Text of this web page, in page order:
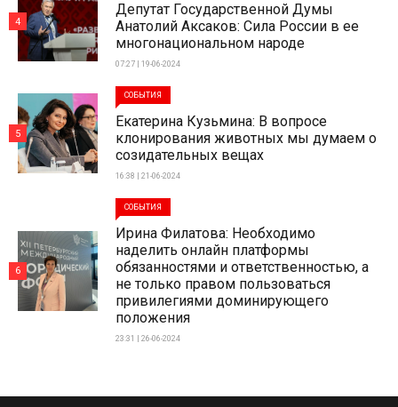
Депутат Государственной Думы
Анатолий Аксаков: Сила России в ее
многонациональном народе
07:27 | 19-06-2024
4
СОБЫТИЯ
Екатерина Кузьмина: В вопросе
клонирования животных мы думаем о
созидательных вещах
16:38 | 21-06-2024
5
СОБЫТИЯ
Ирина Филатова: Необходимо
наделить онлайн платформы
обязанностями и ответственностью, а
не только правом пользоваться
привилегиями доминирующего
положения
23:31 | 26-06-2024
6